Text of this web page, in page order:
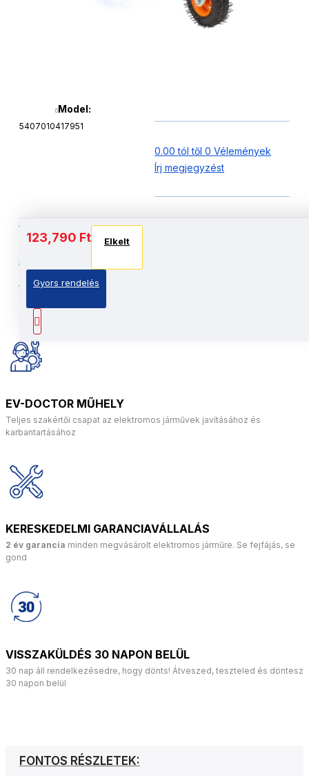
Model:
5407010417951
0.00 tól től 0 Vélemények
Írj megjegyzést
123,790 Ft Elkelt
Gyors rendelés
Szuper tartós: Megerősített
alumíniumötvözet váz
Erőteljes: 700W kefe nélküli motorok
Azonnali automatikus egyensúly: Kettős
giroszkóprendszer
EV-DOCTOR MŰHELY
Teljes szakértői csapat az elektromos járművek javításához és
karbantartásához
KERESKEDELMI GARANCIAVÁLLALÁS
2 év garancia minden megvásárolt elektromos járműre. Se fejfájás, se
gond
VISSZAKÜLDÉS 30 NAPON BELÜL
30 nap áll rendelkezésedre, hogy dönts! Átveszed, teszteled és döntesz
30 napon belül
FONTOS RÉSZLETEK: